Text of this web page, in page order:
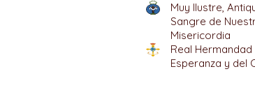
Muy Ilustre,
Sangre de
Misericordia
Real
Esperanza y del